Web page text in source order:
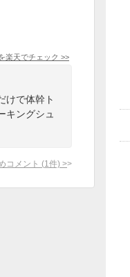
楽天でチェック >>
けで体幹ト
キングシュ
コメント (1 件) >